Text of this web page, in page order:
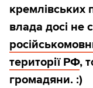
кремлівських
влада досі не
території РФ,
громадяни. :)